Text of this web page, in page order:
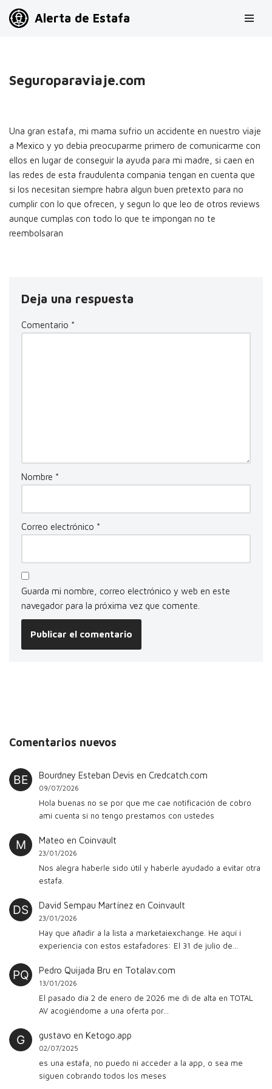
Alerta de Estafa
Seguroparaviaje.com
Una gran estafa, mi mama sufrio un accidente en nuestro viaje
a Mexico y yo debia preocuparme primero de comunicarme con
ellos en lugar de conseguir la ayuda para mi madre, si caen en
las redes de esta fraudulenta compania tengan en cuenta que
si los necesitan siempre habra algun buen pretexto para no
cumplir con lo que ofrecen, y segun lo que leo de otros reviews
aunque cumplas con todo lo que te impongan no te
reembolsaran
Deja una respuesta
Comentario *
Nombre *
Correo electrónico *
Guarda mi nombre, correo electrónico y web en este
navegador para la próxima vez que comente.
Comentarios nuevos
Bourdney Esteban Devis en Credcatch.com
09/07/2026
Hola buenas no se por que me cae notificación de cobro
ami cuenta si no tengo prestamos con ustedes
Mateo en Coinvault
23/01/2026
Nos alegra haberle sido útil y haberle ayudado a evitar otra
estafa.
David Sempau Martínezen Coinvault
23/01/2026
Hay que añadir a la lista a marketaiexchange. He aquí i
experiencia con estos estafadores: El 31 de julio de…
Pedro Quijada Bru en Totalav.com
13/01/2026
El pasado día 2 de enero de 2026 me di de alta en TOTAL
AV acogiéndome a una oferta por…
gustavo en Ketogo.app
02/07/2025
es una estafa, no puedo ni acceder a la app, o sea me
siguen cobrando todos los meses